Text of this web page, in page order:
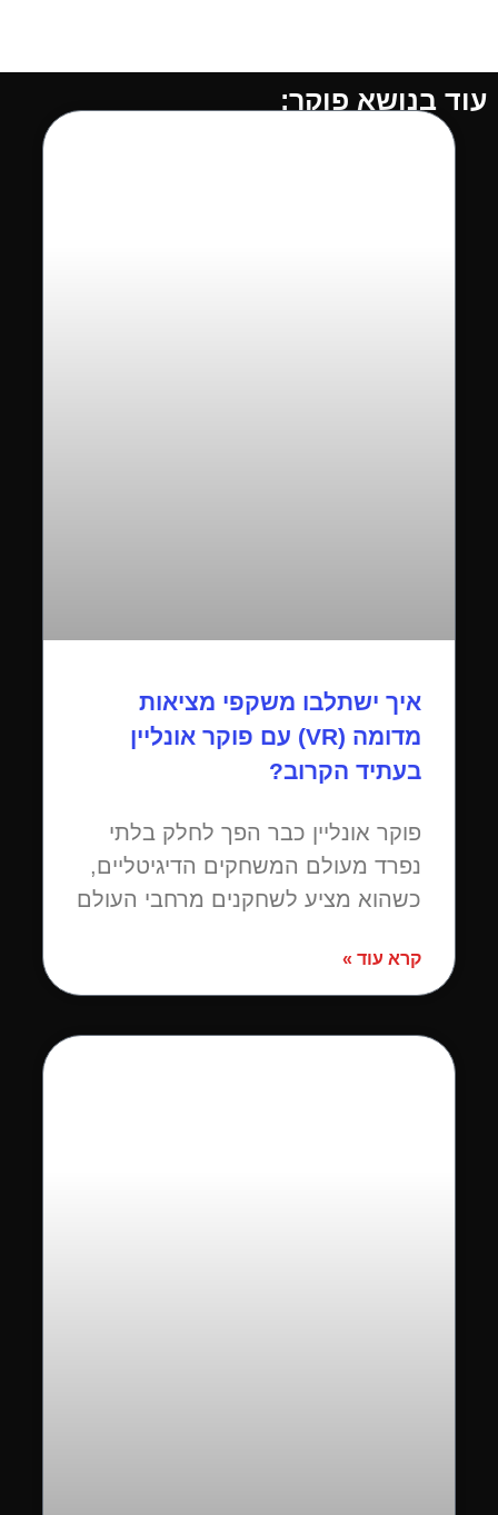
עוד בנושא פוקר:
איך ישתלבו משקפי מציאות
מדומה (VR) עם פוקר אונליין
בעתיד הקרוב?
פוקר אונליין כבר הפך לחלק בלתי
נפרד מעולם המשחקים הדיגיטליים,
כשהוא מציע לשחקנים מרחבי העולם
קרא עוד »